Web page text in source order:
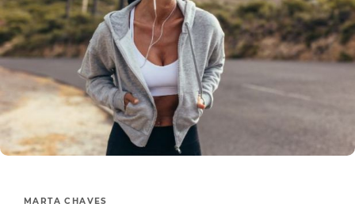
MARTA CHAVES